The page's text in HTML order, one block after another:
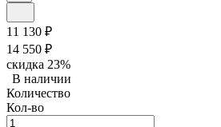
11 130 ₽
14 550 ₽
скидка 23%
В наличии
Количество
Кол-во